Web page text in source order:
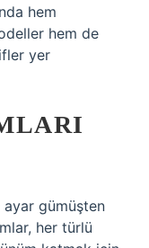
hem
hem de
yer
ayar gümüşten
her türlü